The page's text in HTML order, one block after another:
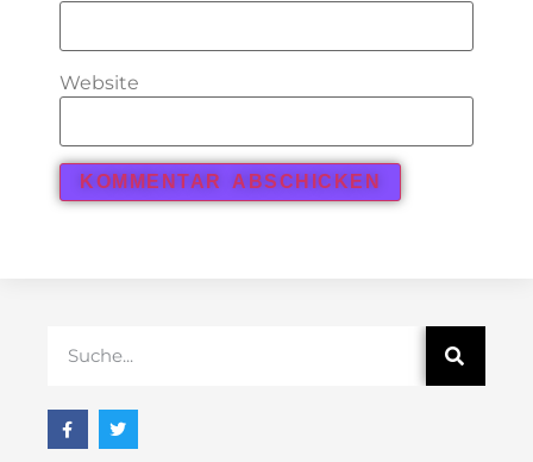
Website